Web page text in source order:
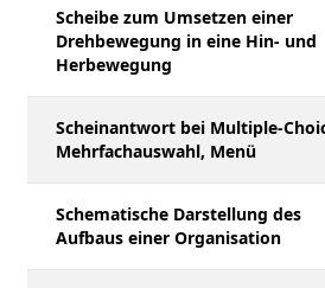
Scheibe zum Umsetzen einer
Drehbewegung in eine Hin- und
Herbewegung
Scheinantwort bei Multiple-
Mehrfachauswahl, Menü
Schematische Darstellung des
Aufbaus einer Organisation